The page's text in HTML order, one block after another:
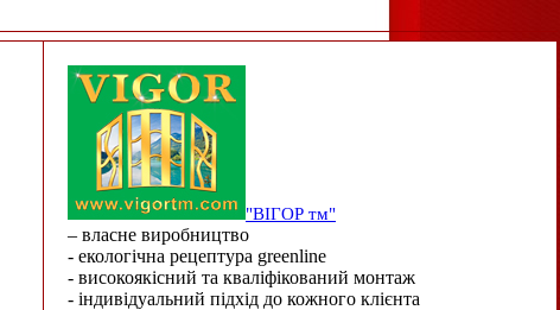
"ВІГОР тм"
– власне виробництво
- екологічна рецептура greenline
- високоякісний та кваліфікований монтаж
- індивідуальний підхід до кожного клієнта